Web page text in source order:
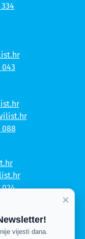
043
088
024
×
vijesti dana.